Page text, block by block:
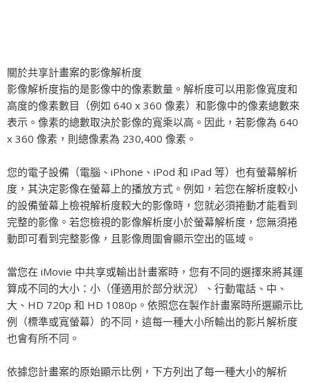
關於共享計畫案的影像解析度
影像解析度指的是影像中的像素數量。解析度可以用影像寬度和
高度的像素數目（例如 640 x 360 像素）和影像中的像素總數來
表示。像素的總數取決於影像的寬乘以高。因此，若影像為 640
x 360 像素，則總像素為 230,400 像素。
您的電子設備（電腦、iPhone、iPod 和 iPad 等）也有螢幕解析
度，其決定影像在螢幕上的播放方式。例如，若您在解析度較小
的設備螢幕上檢視解析度較大的影像時，您就必須捲動才能看到
完整的影像。若您檢視的影像解析度小於螢幕解析度，您無須捲
動即可看到完整影像，且影像周圍會顯示空出的區域。
當您在 iMovie 中共享或輸出計畫案時，您有不同的選擇來將其運
算成不同的大小：小（僅適用於部分狀況）、行動電話、中、
大、HD 720p 和 HD 1080p。依照您在製作計畫案時所選顯示比
例（標準或寬螢幕）的不同，這每一種大小所輸出的影片解析度
也會有所不同。
依據您計畫案的原始顯示比例，下方列出了每一種大小的解析